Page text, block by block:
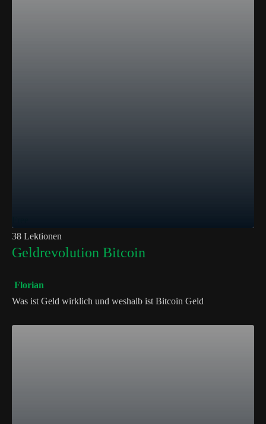
38 Lektionen
Geldrevolution Bitcoin
Florian
Was ist Geld wirklich und weshalb ist Bitcoin Geld